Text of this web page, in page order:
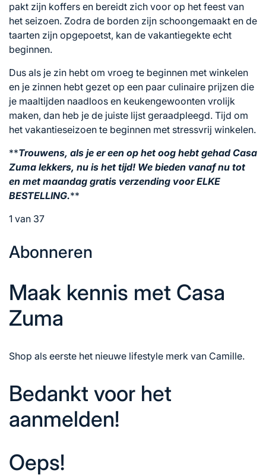
pakt zijn koffers en bereidt zich voor op het feest van
het seizoen. Zodra de borden zijn schoongemaakt en de
taarten zijn opgepoetst, kan de vakantiegekte echt
beginnen.
Dus als je zin hebt om vroeg te beginnen met winkelen
en je zinnen hebt gezet op een paar culinaire prijzen die
je maaltijden naadloos en keukengewoonten vrolijk
maken, dan heb je de juiste lijst geraadpleegd. Tijd om
het vakantieseizoen te beginnen met stressvrij winkelen.
**Trouwens, als je er een op het oog hebt gehadCasa
Zuma lekkers, nu is het tijd! We bieden vanaf nu tot
en met maandag gratis verzending voor ELKE
BESTELLING.**
1 van 37
Abonneren
Maak kennis met Casa
Zuma
Shop als eerste het nieuwe lifestyle merk van Camille.
Bedankt voor het
aanmelden!
Oeps!